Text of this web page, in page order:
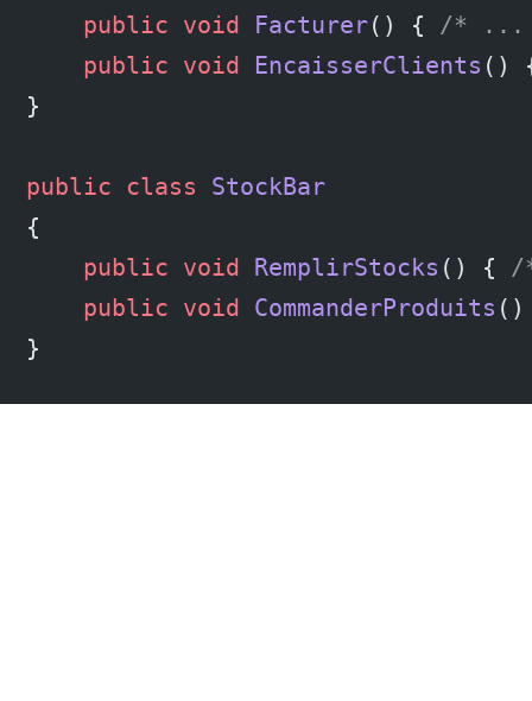
    public
void Facturer() { /* ...
    public
void EncaisserClients ()
}
public class
StockBar
{
    public
void RemplirStocks () { /
    public
void CommanderProduits
}